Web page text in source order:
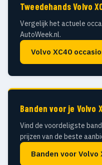
Tweedehands Volvo
Vergelijk het actuele
AutoWeek.nl.
Volvo XC40
Banden voor je Volvo
Vind de voordeligste
prijzen van de beste
Banden voor Volvo